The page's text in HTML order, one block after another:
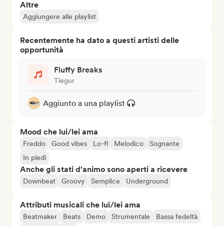
Altre
Aggiungere alle playlist
Recentemente ha dato a questi artisti delle
opportunità
Fluffy Breaks
Tiegur
Aggiunto a una playlist
Mood che lui/lei ama
Freddo Good vibes Lo-fi Melodico
Sognante
In piedi
Anche gli stati d'animo sono aperti a ricevere
Downbeat Groovy Semplice Underground
Attributi musicali che lui/lei ama
Beatmaker Beats Demo Strumentale
Bassa fedeltà